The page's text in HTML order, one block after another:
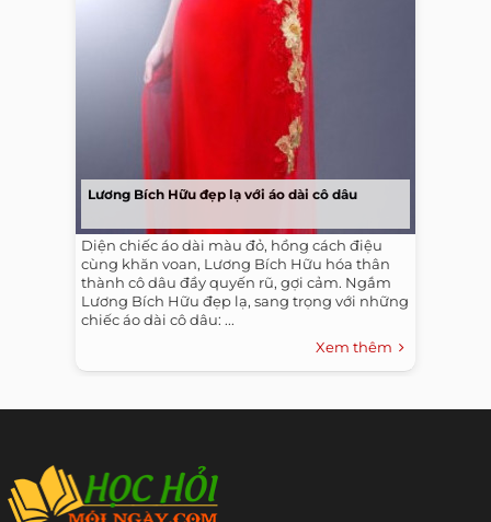
Lương Bích Hữu đẹp lạ với áo dài cô dâu
Diện chiếc áo dài màu đỏ, hồng cách điệu
cùng khăn voan, Lương Bích Hữu hóa thân
thành cô dâu đầy quyến rũ, gợi cảm. Ngắm
Lương Bích Hữu đẹp lạ, sang trọng với những
chiếc áo dài cô dâu: ...
Xem thêm